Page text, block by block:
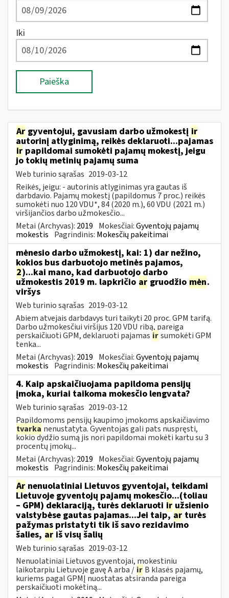
Iki
Paieška
Ar gyventojui, gavusiam darbo užmokestį ir
autorinį atlyginimą, reikės deklaruoti...pajamas
ir papildomai sumokėti pajamų mokestį, jeigu
jo tokių metinių pajamų suma
Web turinio sąrašas 2019-03-12
Reikės, jeigu: - autorinis atlyginimas yra gautas iš
darbdavio. Pajamų mokestį (papildomus 7 proc.) reikės
sumokėti nuo 120 VDU*, 84 (2020 m.), 60 VDU (2021 m.)
viršijančios darbo užmokesčio...
Metai (Archyvas): 2019 Mokesčiai:Gyventojų pajamų
mokestis Pagrindinis: Mokesčių pakeitimai
mėnesio darbo užmokestį, kai: 1) dar nežino,
kokios bus darbuotojo metinės pajamos,
2)...kai mano, kad darbuotojo darbo
užmokestis 2019 m. lapkričio ar gruodžio mėn.
viršys
Web turinio sąrašas 2019-03-12
Abiem atvejais darbdavys turi taikyti 20 proc. GPM tarifą.
Darbo užmokesčiui viršijus 120 VDU ribą, pareiga
perskaičiuoti GPM, deklaruoti pajamas irsumokėti GPM
tenka...
Metai (Archyvas): 2019 Mokesčiai:Gyventojų pajamų
mokestis Pagrindinis: Mokesčių pakeitimai
4. Kaip apskaičiuojama papildoma pensijų
įmoka, kuriai taikoma mokesčio lengvata?
Web turinio sąrašas 2019-03-12
Papildomoms pensijų kaupimo įmokoms apskaičiavimo
tvarka nenustatyta. Gyventojas gali pats nuspręsti,
kokio dydžio sumą jis nori papildomai mokėti kartu su 3
procentų įmokų...
Metai (Archyvas): 2019 Mokesčiai:Gyventojų pajamų
mokestis Pagrindinis: Mokesčių pakeitimai
Ar nenuolatiniai Lietuvos gyventojai, teikdami
Lietuvoje gyventojų pajamų mokesčio...(toliau
– GPM) deklaraciją, turės deklaruoti ir užsienio
valstybėse gautas pajamas...Jei taip,ar turės
pažymas pristatyti tik iš savo rezidavimo
šalies, ar iš visų šalių
Web turinio sąrašas 2019-03-12
Nenuolatiniai Lietuvos gyventojai, mokestiniu
laikotarpiu Lietuvoje gavę A arba / ir B klasės pajamų,
kuriems pagal GPMĮ nuostatas atsiranda pareiga
perskaičiuoti mokėtiną...